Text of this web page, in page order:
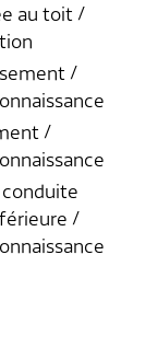
au toit /
/
/
/
civil